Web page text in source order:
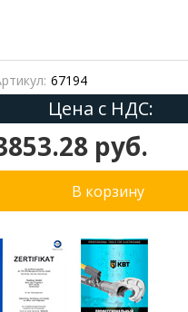
67194
Цена с НДС:
руб.